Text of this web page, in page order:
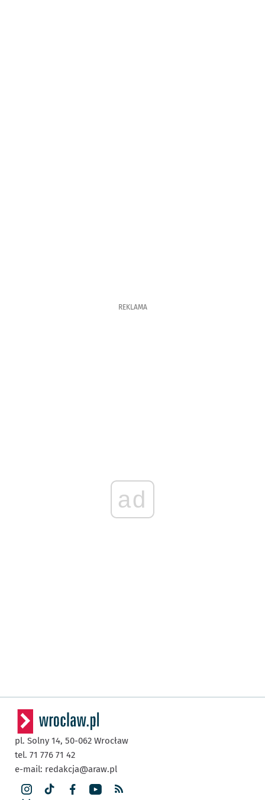
REKLAMA
ad
pl. Solny 14, 50-062 Wrocław
tel. 71 776 71 42
e-mail: redakcja@araw.pl